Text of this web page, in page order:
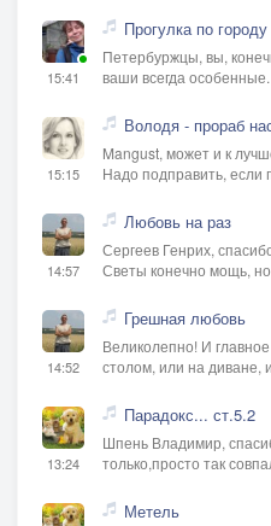
15:41
Прогулка по городу
Петербуржцы, вы,
ваши всегда особенные.
15:15
Володя - прораб
Mangust, может и к
Надо подправить, если
14:57
Любовь на раз
Сергеев Генрих,
Светы конечно мощь,
14:52
Грешная любовь
Великолепно! И
столом, или на диване,
13:24
Парадокс... ст.5.2
Шпень Владимир,
только,просто так
Метель